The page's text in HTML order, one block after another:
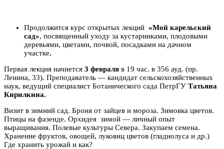
Продолжится курс открытых лекций «Мой карельский
сад», посвященный уходу за кустарниками, плодовыми
деревьями, цветами, почвой, посадками на дачном
участке.
Первая лекция начнется 3 февраля в 19 час. в 356 ауд. (пр.
Ленина, 33). Преподаватель — кандидат сельскохозяйственных
наук, ведущий специалист Ботанического сада ПетрГУ Татьяна
Кирилкина.
Визит в зимний сад. Броня от зайцев и мороза. Зимовка цветов.
Птицы на фазенде. Орхидея зимой — личный опыт
выращивания. Полевые культуры Севера. Закупаем семена.
Хранение фруктов, овощей, луковиц цветов (гладиолуса и др.)
Где хранить урожай и как?